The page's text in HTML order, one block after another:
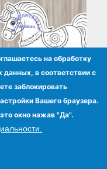
года"
на обработку
данных, в соответствии с
заблокировать
Вашего браузера.
окно нажав "Да".